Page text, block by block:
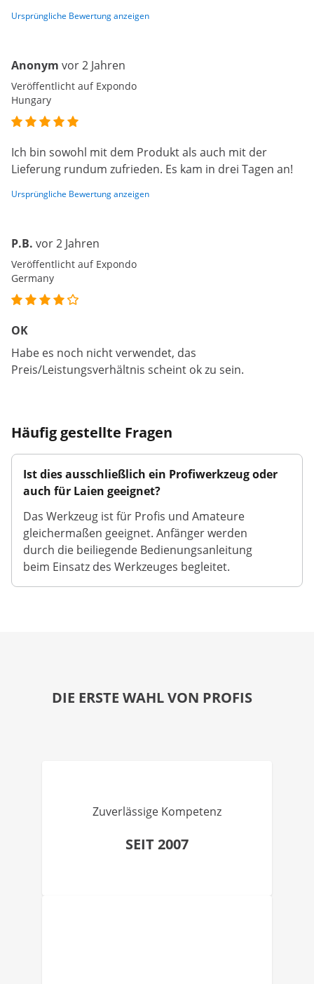
Ursprüngliche Bewertung anzeigen
Anonym vor 2 Jahren
Veröffentlicht auf Expondo
Hungary
Ich bin sowohl mit dem Produkt als auch mit der
Lieferung rundum zufrieden. Es kam in drei Tagen an!
Ursprüngliche Bewertung anzeigen
P.B. vor 2 Jahren
Veröffentlicht auf Expondo
Germany
OK
Habe es noch nicht verwendet, das
Preis/Leistungsverhältnis scheint ok zu sein.
Häufig gestellte Fragen
Ist dies ausschließlich ein Profiwerkzeug oder
auch für Laien geeignet?
Das Werkzeug ist für Profis und Amateure
gleichermaßen geeignet. Anfänger werden
durch die beiliegende Bedienungsanleitung
beim Einsatz des Werkzeuges begleitet.
DIE ERSTE WAHL VON PROFIS
Zuverlässige Kompetenz
SEIT 2007